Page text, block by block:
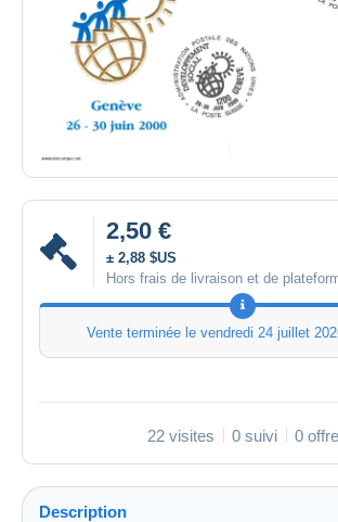
2,50 €
± 2,88 $US
Hors frais de livraison et de
Vente terminée le vendredi 24 juillet
22 visites 0 suivi 0 offre
Description